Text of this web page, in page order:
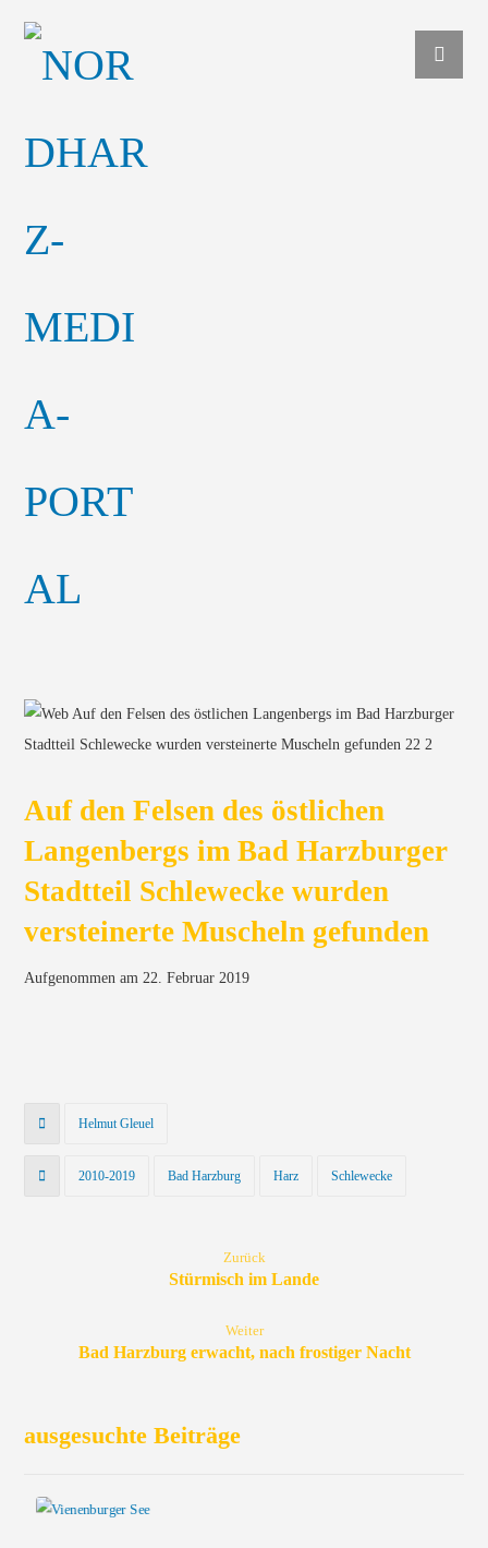
Auf den Felsen des östlichen
Langenbergs im Bad Harzburger
Stadtteil Schlewecke wurden
versteinerte Muscheln gefunden
Aufgenommen am 22. Februar 2019
Helmut Gleuel
2010-2019 Bad Harzburg Harz Schlewecke
Zurück
Stürmisch im Lande
Weiter
Bad Harzburg erwacht, nach frostiger Nacht
ausgesuchte Beiträge